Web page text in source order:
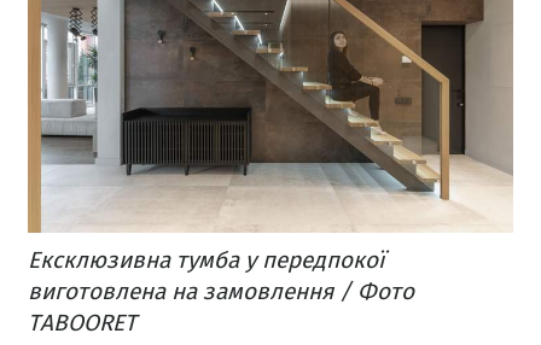
Ексклюзивна тумба у передпокої
виготовлена на замовлення / Фото
TABOORET